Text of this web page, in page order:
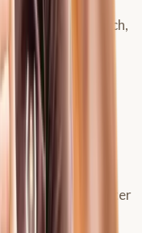
durch,
und dann
für die
auch die
der Longe, eine
(Perkussion)
wie
Augen werden unter
die